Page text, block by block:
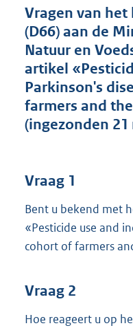
Vragen van
(D66) aan de
Natuur en
artikel
Parkinson's
farmers and
(ingezonden 21
Vraag 1
Bent u bekend met
«Pesticide use and
cohort of farmers
Vraag 2
Hoe reageert u op